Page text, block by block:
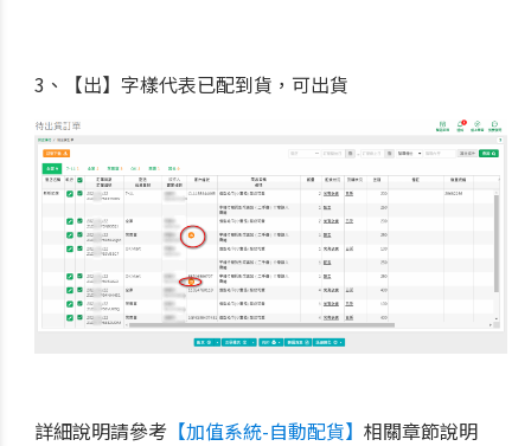
3、【出】字樣代表已配到貨，可出貨
詳細說明請參考【加值系統-自動配貨】 相關章節說明